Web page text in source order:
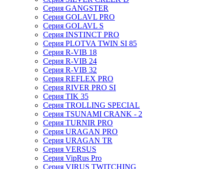
Серия GANGSTER
Серия GOLAVL PRO
Серия GOLAVL S
Серия INSTINCT PRO
Серия PLOTVA TWIN SI 85
Серия R-VIB 18
Серия R-VIB 24
Серия R-VIB 32
Серия REFLEX PRO
Серия RIVER PRO SI
Серия TIK 35
Серия TROLLING SPECIAL
Серия TSUNAMI CRANK - 2
Серия TURNIR PRO
Серия URAGAN PRO
Серия URAGAN TR
Серия VERSUS
Серия VipRus Pro
Серия VIRUS TWITCHING